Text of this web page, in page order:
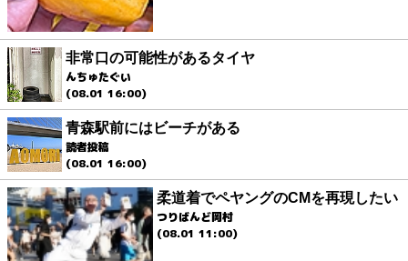
非常口の可能性があるタイヤ
んちゅたぐい
(08.01 16:00)
青森駅前にはビーチがある
読者投稿
(08.01 16:00)
柔道着でペヤングのCMを再現したい
つりばんど岡村
(08.01 11:00)